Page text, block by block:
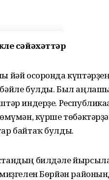
сәйәхәттәр
йәй осоронда
булды. Был
индерҙе.
күрше
байтаҡ булды.
билдәле
Бөрйән